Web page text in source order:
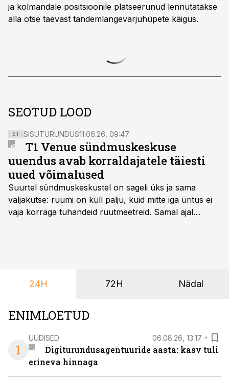
ja kolmandale positsioonile platseerunud lennutatakse
alla otse taevast tandemlangevarjuhüpete käigus.
SEOTUD LOOD
ST SISUTURUNDUS11.06.26, 09:47
T1 Venue sündmuskeskuse
uuendus avab korraldajatele täiesti
uued võimalused
Suurtel sündmuskeskustel on sageli üks ja sama
väljakutse: ruumi on küll palju, kuid mitte iga üritus ei
vaja korraga tuhandeid ruutmeetreid. Samal ajal
nendele vajadustele vastanud uuendusega, mis pakub
24H 72H Nädal
ENIMLOETUD
1
UUDISED 06.08.26, 13:17
Digiturundusagentuuride aasta: kasv tuli
erineva hinnaga